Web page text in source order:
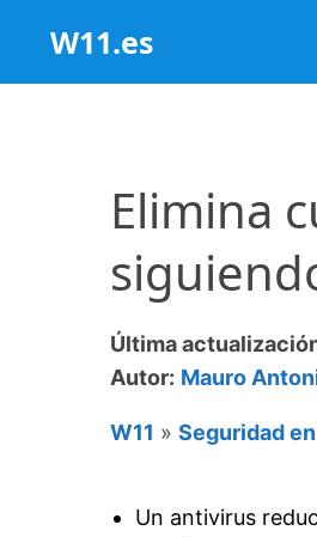
contenido
W11.es
Elimina
Última
Autor: Mauro
W11 » Seguridad
Un antivirus